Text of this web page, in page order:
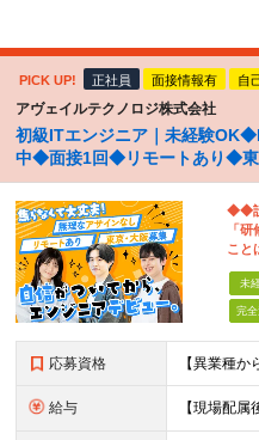
PICK UP! 正社員 面接情報有 自
アヴェイルテクノロジ株式会社
初級ITエンジニア｜未経験
中◆面接1回◆リモートあり◆東
◆◆
「
こと
未
完全
応募資格
給与